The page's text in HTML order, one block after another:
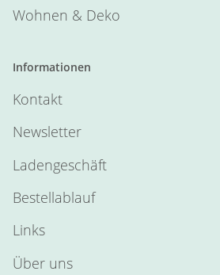
Wohnen & Deko
Informationen
Kontakt
Newsletter
Ladengeschäft
Bestellablauf
Links
Über uns